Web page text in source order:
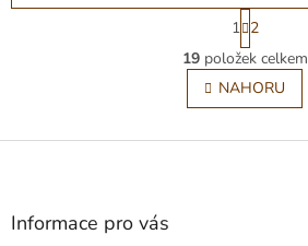
O
v
l
á
S
t
r
á
n
k
v
1 2
19položek celkem
NAHORU
Z
Informace pro vás